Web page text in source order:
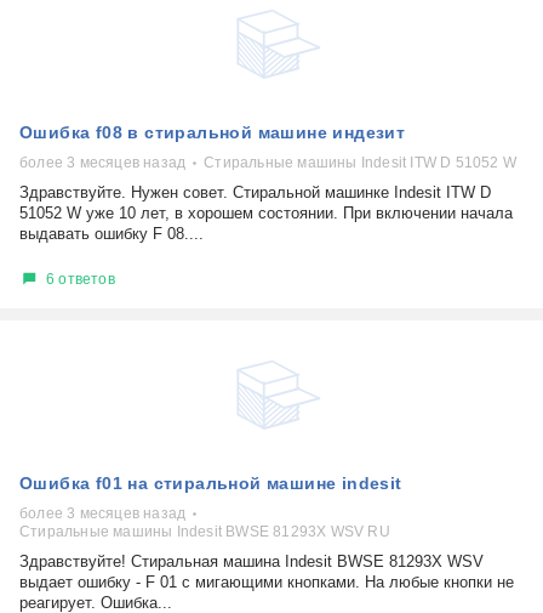
Ошибка f08 в стиральной машине индезит
более 3 месяцев назад Стиральные машины Indesit ITW D 51052 W
Здравствуйте. Нужен совет. Стиральной машинке Indesit ITW D
51052 W уже 10 лет, в хорошем состоянии. При включении начала
выдавать ошибку F 08....
6 ответов
Ошибка f01 на стиральной машине indesit
более 3 месяцев назад
Стиральные машины Indesit BWSE 81293X WSV RU
Здравствуйте! Стиральная машина Indesit BWSE 81293X WSV
выдает ошибку - F 01 с мигающими кнопками. На любые кнопки не
реагирует. Ошибка...